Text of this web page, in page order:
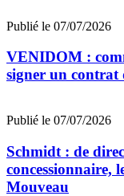
Publié le 07/07/2026
VENIDOM :
signer un contrat
Publié le 07/07/2026
Schmidt : de
concessionnaire,
Mouveau